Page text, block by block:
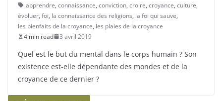
apprendre, connaissance, conviction, croire, croyance, culture,
évoluer, foi, la connaissance des religions, la foi qui sauve,
les bienfaits de la croyance, les plaies de la croyance
4 min read
3 avril 2019
Quel est le but du mental dans le corps humain ? Son
existence est-elle dépendante des mondes et de la
croyance de ce dernier ?